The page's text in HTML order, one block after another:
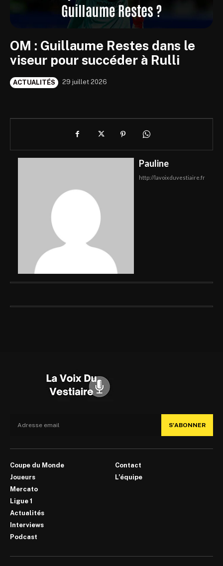
OM : Guillaume Restes dans le
viseur pour succéder à Rulli
ACTUALITÉS 29 juillet 2026
Pauline
http://lavoixduvestiaire.fr
S'ABONNER
Coupe du Monde
Joueurs
Mercato
Ligue 1
Actualités
Interviews
Podcast
Contact
L’équipe